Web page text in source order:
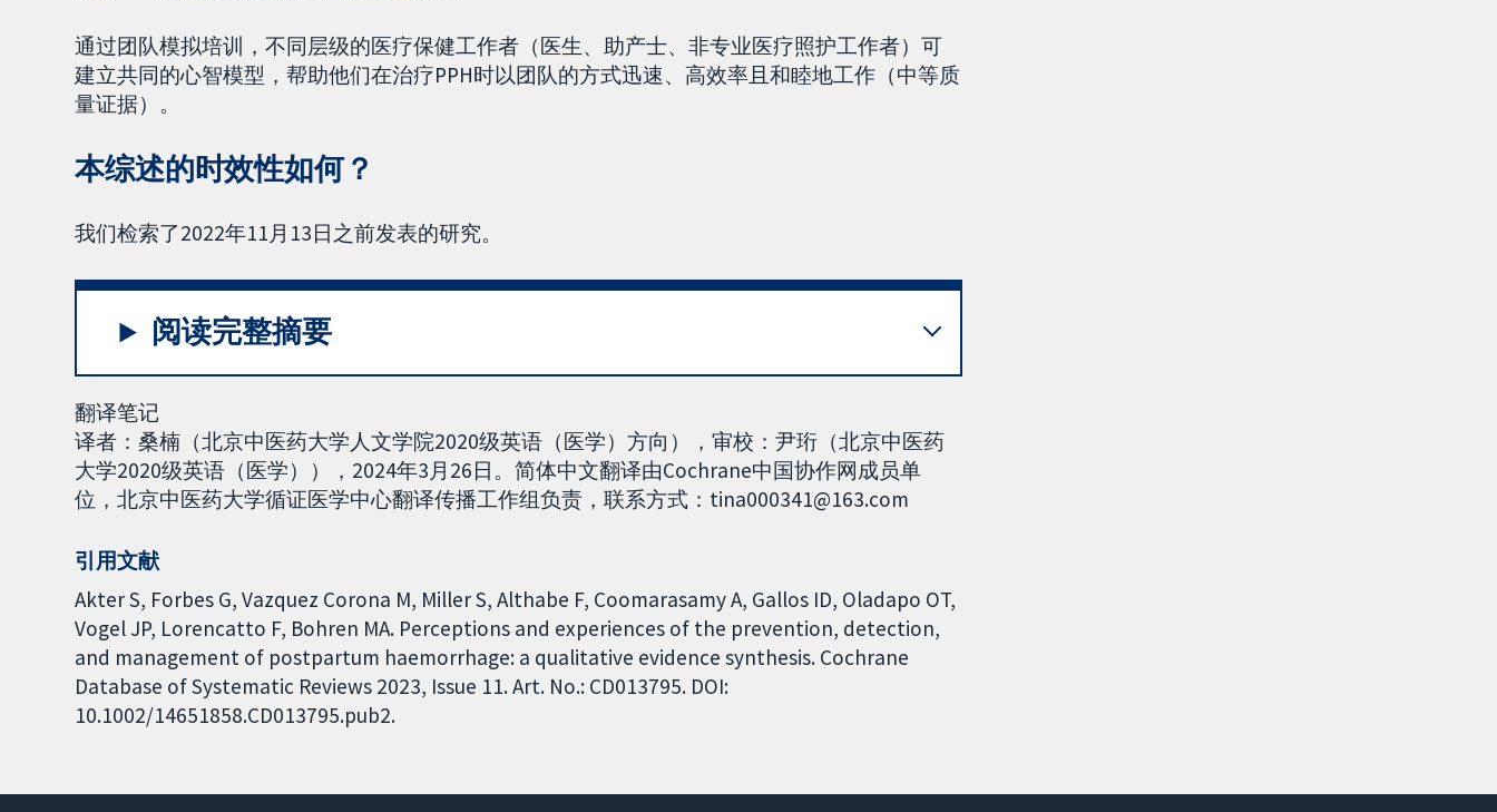
通过团队模拟培训，不同层级的医疗保健工作者（医生、助产士、非专业医疗照护工作者）可
建立共同的心智模型，帮助他们在治疗PPH时以团队的方式迅速、高效率且和睦地工作（中等质
量证据）。
本综述的时效性如何？
我们检索了2022年11月13日之前发表的研究。
阅读完整摘要
翻译笔记
译者：桑楠（北京中医药大学人文学院2020级英语（医学）方向），审校：尹珩（北京中医药
大学2020级英语（医学）），2024年3月26日。简体中文翻译由Cochrane中国协作网成员单
位，北京中医药大学循证医学中心翻译传播工作组负责，联系方式：tina000341@163.com
引用文献
Akter S, Forbes G, Vazquez Corona M, Miller S, Althabe F, Coomarasamy A, Gallos ID, Oladapo OT,
Vogel JP, Lorencatto F, Bohren MA. Perceptions and experiences of the prevention, detection,
and management of postpartum haemorrhage: a qualitative evidence synthesis. Cochrane
Database of Systematic Reviews 2023, Issue 11. Art. No.: CD013795. DOI:
10.1002/14651858.CD013795.pub2.